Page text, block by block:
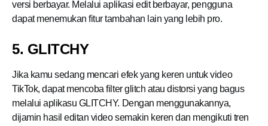
versi berbayar. Melalui aplikasi edit berbayar, pengguna
dapat menemukan fitur tambahan lain yang lebih pro.
5. GLITCHY
Jika kamu sedang mencari efek yang keren untuk video
TikTok, dapat mencoba filter glitch atau distorsi yang bagus
melalui aplikasu GLITCHY. Dengan menggunakannya,
dijamin hasil editan video semakin keren dan mengikuti tren